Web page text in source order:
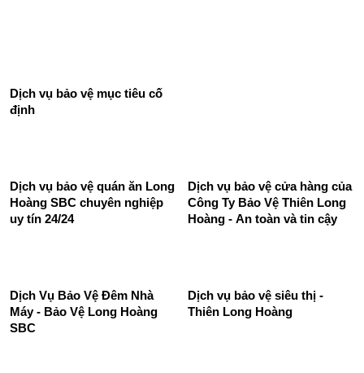
Dịch vụ bảo vệ mục tiêu cố
định
Dịch vụ bảo vệ quán ăn Long
Hoàng SBC chuyên nghiệp
uy tín 24/24
Dịch vụ bảo vệ cửa hàng của
Công Ty Bảo Vệ Thiên Long
Hoàng - An toàn và tin cậy
Dịch Vụ Bảo Vệ Đêm Nhà
Máy - Bảo Vệ Long Hoàng
SBC
Dịch vụ bảo vệ siêu thị -
Thiên Long Hoàng